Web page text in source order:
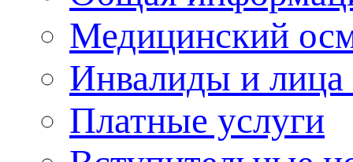
Медицинский
Инвалиды и
Платные услуги